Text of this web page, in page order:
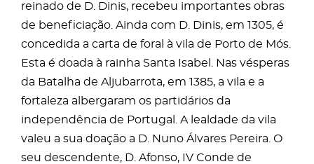
reinado de D. Dinis, recebeu importantes obras
de beneficiação. Ainda com D. Dinis, em 1305, é
concedida a carta de foral à vila de Porto de Mós.
Esta é doada à rainha Santa Isabel. Nas vésperas
da Batalha de Aljubarrota, em 1385, a vila e a
fortaleza albergaram os partidários da
independência de Portugal. A lealdade da vila
valeu a sua doação a D. Nuno Álvares Pereira. O
seu descendente, D. Afonso, IV Conde de